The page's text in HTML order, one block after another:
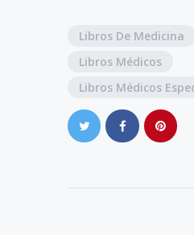
Libros De Medicina
Libros Médicos
Libros Médicos